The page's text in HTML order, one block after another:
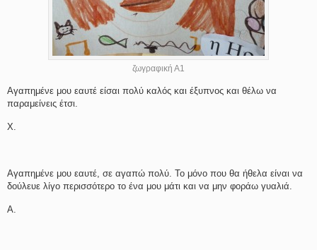
ζωγραφική Α1
Αγαπημένε μου εαυτέ είσαι πολύ καλός και έξυπνος και θέλω να
παραμείνεις έτσι.
Χ.
Αγαπημένε μου εαυτέ, σε αγαπώ πολύ. Το μόνο που θα ήθελα είναι να
δούλευε λίγο περισσότερο το ένα μου μάτι και να μην φοράω γυαλιά.
Α.